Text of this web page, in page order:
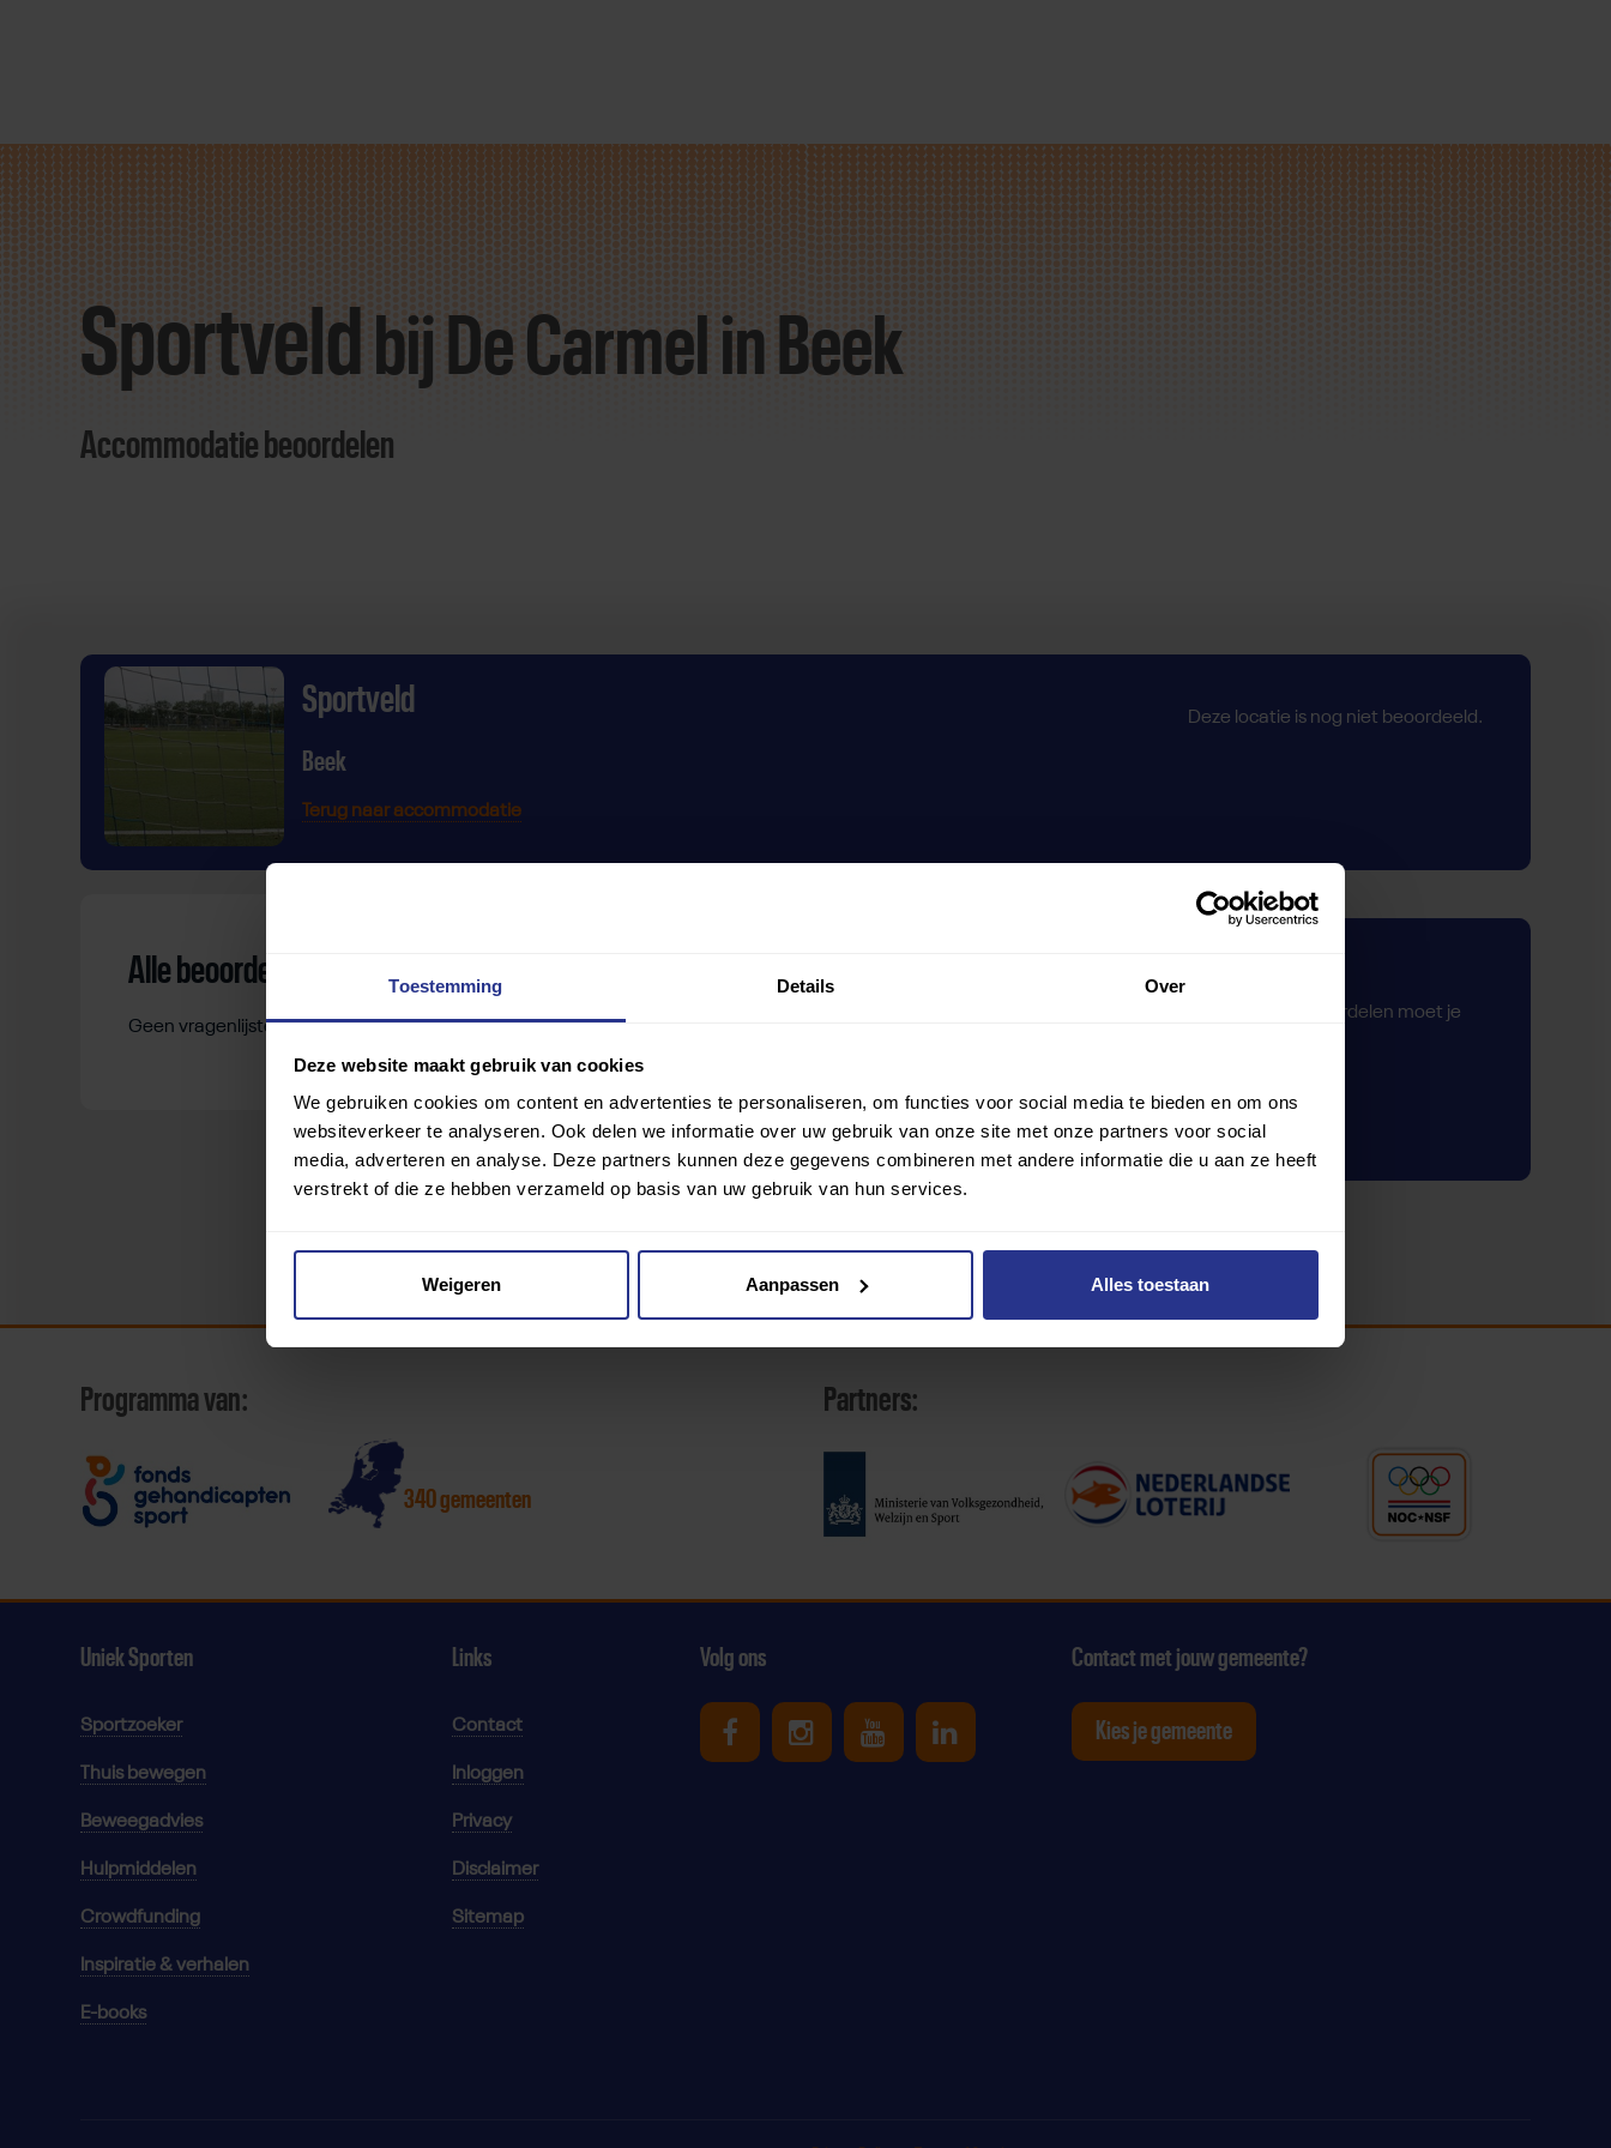
Toestemming Details Over
Deze website maakt gebruik van cookies
We gebruiken cookies om content en advertenties te personaliseren, om functies voor social media te bieden en om ons
websiteverkeer te analyseren. Ook delen we informatie over uw gebruik van onze site met onze partners voor social
media, adverteren en analyse. Deze partners kunnen deze gegevens combineren met andere informatie die u aan ze heeft
verstrekt of die ze hebben verzameld op basis van uw gebruik van hun services.
Weigeren Aanpassen Alles toestaan
Direct
door
contentSportveld bij De Carmel in Beek
Accommodatie beoordelen
Sportveld
Beek
Terug naar accommodatie
Deze locatie is nog niet beoordeeld.
Alle beoordelingen
Geen vragenlijsten gevonden.
Om deze sportruimte te beoordelen moet je
Inloggen
Programma van:
340 gemeenten
Partners:
Uniek Sporten
Sportzoeker
Thuis bewegen
Beweegadvies
Hulpmiddelen
Crowdfunding
Inspiratie & verhalen
E-books
Links
Contact
Inloggen
Privacy
Disclaimer
Sitemap
Volg ons
Uniek Sporten op Facebook
Uniek Sporten op Instagram
Uniek Sporten op Youtube
Uniek Sporten op Linkedin
Contact met jouw gemeente?
Kies je gemeente